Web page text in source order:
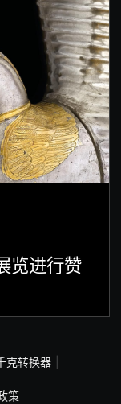
览进行赞
克转换器
策